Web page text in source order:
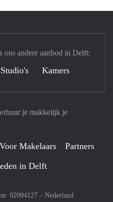
je makkelijk je
Voor Makelaars
Partners
in Delft
02094127 – Nederland
andere aanbod in Delft:
Studio's Kamers